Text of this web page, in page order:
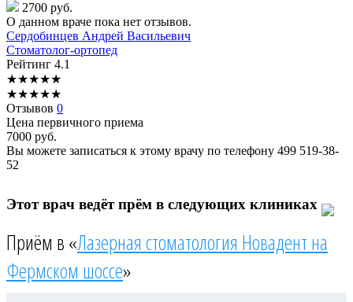
2700 руб.
О данном враче пока нет отзывов.
Сердобинцев Андрей Васильевич
Стоматолог-ортопед
Рейтинг 4.1
★★★★★
★★★★★
Отзывов 0
Цена первичного приема
7000 руб.
Вы можете записаться к этому врачу по телефону 499 519-38-
52
Этот врач ведёт прём в следующих клиниках
Приём в «Лазерная стоматология Новадент на
Фермском шоссе»